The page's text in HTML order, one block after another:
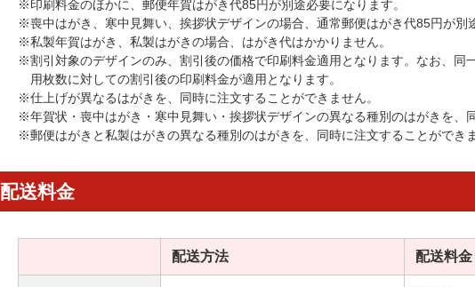
※印刷料金のほかに、郵便年賀はがき代85円が別途必要になります。
※喪中はがき、寒中見舞い、挨拶状デザインの場合、通常郵便はがき代85円が別
※私製年賀はがき、私製はがきの場合、はがき代はかかりません。
※割引対象のデザインのみ、割引後の価格で印刷料金適用となります。なお、同
用枚数に対しての割引後の印刷料金が適用となります。
※仕上げが異なるはがきを、同時に注文することができません。
※年賀状・喪中はがき・寒中見舞い・挨拶状デザインの異なる種別のはがきを、
※郵便はがきと私製はがきの異なる種別のはがきを、同時に注文することができま
配送料金
配送方法 配送料金